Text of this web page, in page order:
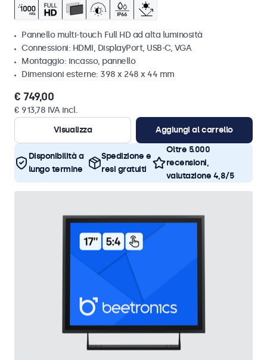
Pannello multi-touch Full HD ad alta luminosità
Connessioni: HDMI, DisplayPort, USB-C, VGA
Montaggio: incasso, pannello
Dimensioni esterne: 398 x 248 x 44 mm
€ 749,00
€ 913,78 IVA incl.
Visualizza
Aggiungi al carrello
Disponibilità a
lungo termine
Spedizione e
resi gratuiti
Oltre 5.000
recensioni,
valutazione 4,8/5